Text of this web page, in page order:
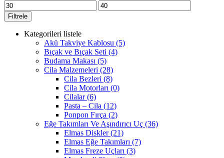
Filtrele
Kategorileri listele
Akü Takviye Kablosu (5)
Bıçak ve Bıçak Seti (4)
Budama Makası (5)
Cila Malzemeleri (28)
Cila Bezleri (8)
Cila Motorları (0)
Cilalar(6)
Pasta – Cila (12)
Ponpon Fırça (2)
Eğe Takımları Ve Aşındırıcı Uç (36)
Elmas Diskler(21)
Elmas Eğe Takımları (7)
Elmas Freze Uçları (3)